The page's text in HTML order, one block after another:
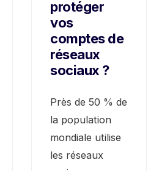
protéger
vos
comptes de
réseaux
sociaux ?
Près de 50 % de
la population
mondiale utilise
les réseaux